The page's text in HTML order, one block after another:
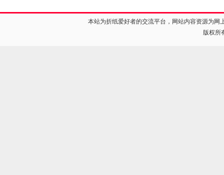
本站为折纸爱好者的交流平台，网站内容资源为
版权所